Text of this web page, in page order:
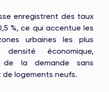
enregistrent des taux
%, ce qui accentue les
urbaines les plus
économique,
de la demande sans
de logements neufs.